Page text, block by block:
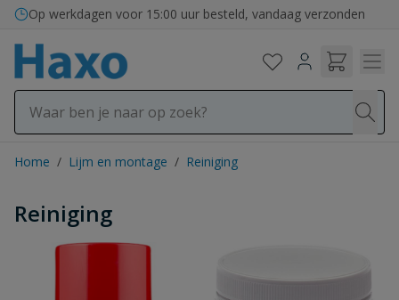
Ga naar de inhoud
Op werkdagen voor 15:00 uur besteld, vandaag verzonden
Home / Lijm en montage / Reiniging
Reiniging